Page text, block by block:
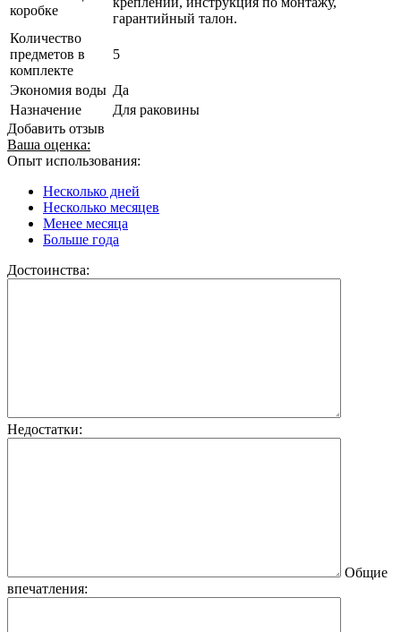
коробке
гарантийный талон.
Количество
предметов в
комплекте
5
Экономия воды Да
Назначение
Для раковины
Добавить отзыв
Ваша оценка:
Опыт использования:
Несколько дней
Несколько месяцев
Менее месяца
Больше года
Достоинства:
Недостатки:
Общие
впечатления: